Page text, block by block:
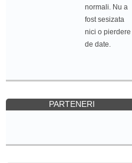
normali. Nu a
fost sesizata
nici o pierdere
de date.
PARTENERI